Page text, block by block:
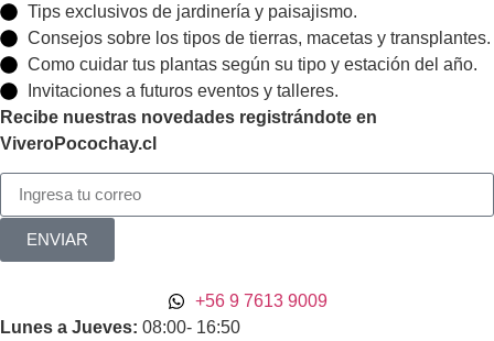
Tips exclusivos de jardinería y paisajismo.
Consejos sobre los tipos de tierras, macetas y transplantes.
Como cuidar tus plantas según su tipo y estación del año.
Invitaciones a futuros eventos y talleres.
Recibe nuestras novedades registrándote en
ViveroPocochay.cl
ENVIAR
+56 9 7613 9009
Lunes a Jueves: 08:00- 16:50